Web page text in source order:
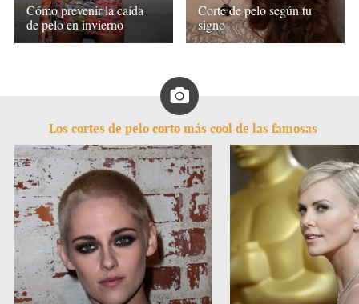
Cómo prevenir la caída
de pelo en invierno
Corte de pelo según tu
signo
Los cortes de pelo corto más cool de las famosas